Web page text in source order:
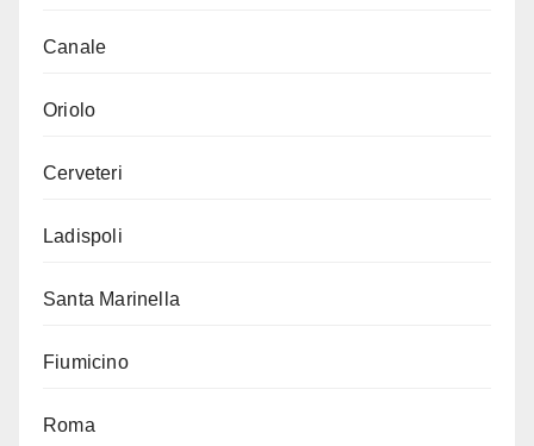
Canale
Oriolo
Cerveteri
Ladispoli
Santa Marinella
Fiumicino
Roma